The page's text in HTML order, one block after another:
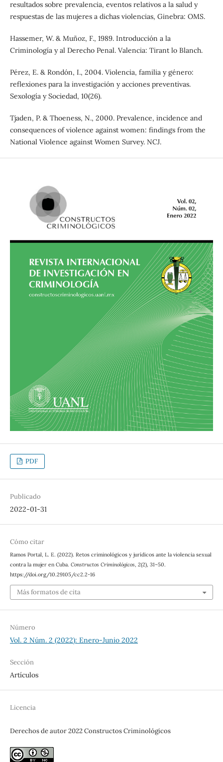
resultados sobre prevalencia, eventos relativos a la salud y
respuestas de las mujeres a dichas violencias, Ginebra: OMS.
Hassemer, W. & Muñoz, F., 1989. Introducción a la
Criminología y al Derecho Penal. Valencia: Tirant lo Blanch.
Pérez, E. & Rondón, I., 2004. Violencia, familia y género:
reflexiones para la investigación y acciones preventivas.
Sexología y Sociedad, 10(26).
Tjaden, P. & Thoeness, N., 2000. Prevalence, incidence and
consequences of violence against women: findings from the
National Violence against Women Survey. NCJ.
PDF
Publicado
2022-01-31
Cómo citar
Ramos Portal, L. E. (2022). Retos criminológicos y jurídicos ante la violencia sexual
contra la mujer en Cuba. Constructos Criminológicos, 2(2), 31–50.
https://doi.org/10.29105/cc2.2-16
Más formatos de cita
Número
Vol. 2 Núm. 2 (2022): Enero-Junio 2022
Sección
Artículos
Licencia
Derechos de autor 2022 Constructos Criminológicos